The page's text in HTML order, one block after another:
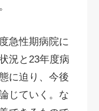
急性期病院に
況と23年度病
に迫り、今後
じていく。な